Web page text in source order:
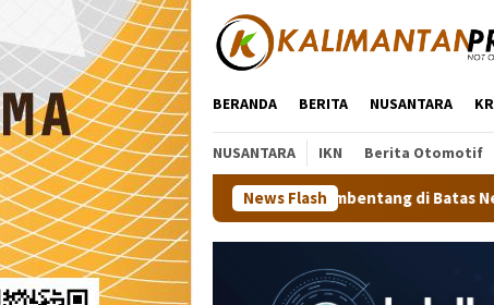
BERANDA BERITA NUSANTARA
NUSANTARA IKN Berita Otomotif
News Flash
Putih 81 Meter Membentang di Batas Negeri: Langkah Kaltara